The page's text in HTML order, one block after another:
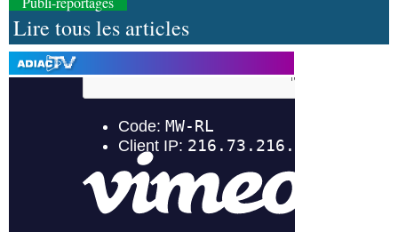
Lire tous les articles
07-08-2026 11:03
SportFootball, le week-end des Diables rouges et
(matches aller du 3e tour)
07-08-2026 10:18
Afrique-MondeAfrique de l'Ouest : les mafias du
numérique inventent une nouvelle traite humaine
07-08-2026 10:10